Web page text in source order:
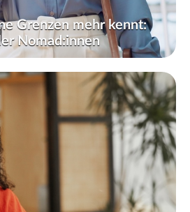
Grenzen mehr kennt:
Nomad:innen